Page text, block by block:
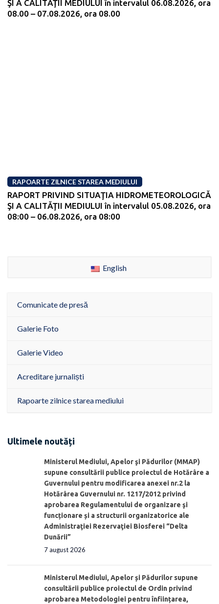
ŞI A CALITĂŢII MEDIULUI în intervalul 06.08.2026, ora
08.00 – 07.08.2026, ora 08.00
RAPOARTE ZILNICE STAREA MEDIULUI
RAPORT PRIVIND SITUAŢIA HIDROMETEOROLOGICĂ
ŞI A CALITĂŢII MEDIULUI în intervalul 05.08.2026, ora
08:00 – 06.08.2026, ora 08:00
English
Comunicate de presă
Galerie Foto
Galerie Video
Acreditare jurnaliști
Rapoarte zilnice starea mediului
Ultimele noutăți
Ministerul Mediului, Apelor şi Pădurilor (MMAP)
supune consultării publice proiectul de Hotărâre a
Guvernului pentru modificarea anexei nr.2 la
Hotărârea Guvernului nr. 1217/2012 privind
aprobarea Regulamentului de organizare şi
funcționare și a structurii organizatorice ale
Administraţiei Rezervaţiei Biosferei “Delta
Dunării”
7 august 2026
Ministerul Mediului, Apelor și Pădurilor supune
consultării publice proiectul de Ordin privind
aprobarea Metodologiei pentru înființarea,